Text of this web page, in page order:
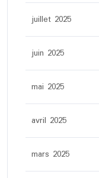
juillet 2025
juin 2025
mai 2025
avril 2025
mars 2025